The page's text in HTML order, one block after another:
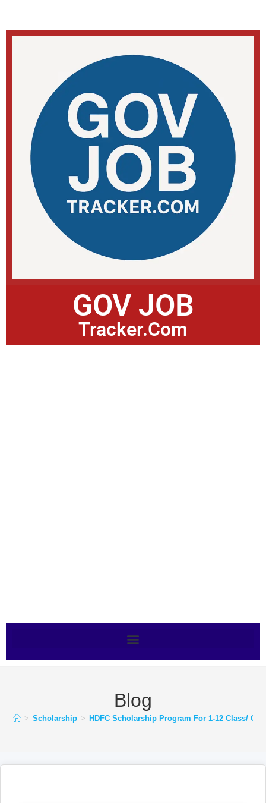
GOV JOB
Tracker.Com
Blog
> Scholarship > HDFC Scholarship Program For 1-12 Class/